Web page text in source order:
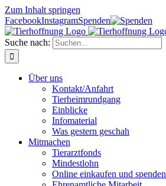
Zum Inhalt springen
FacebookInstagramSpenden
Suche nach:
Über uns
Kontakt/Anfahrt
Tierheimrundgang
Einblicke
Infomaterial
Was gestern geschah
Mitmachen
Tierarztfonds
Mindestlohn
Online einkaufen und spenden